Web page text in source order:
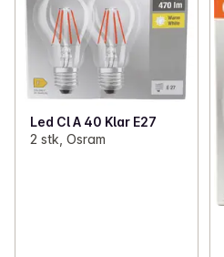
Led Cl A 40 Klar E27
2 stk, Osram